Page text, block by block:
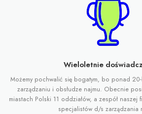
Wieloletnie
Możemy pochwalić się bogatym, bo ponad
zarządzaniu i obsłudze najmu. Obecnie
miastach Polski 11 oddziałów, a zespół naszej
specjalistów d/s zarządzania